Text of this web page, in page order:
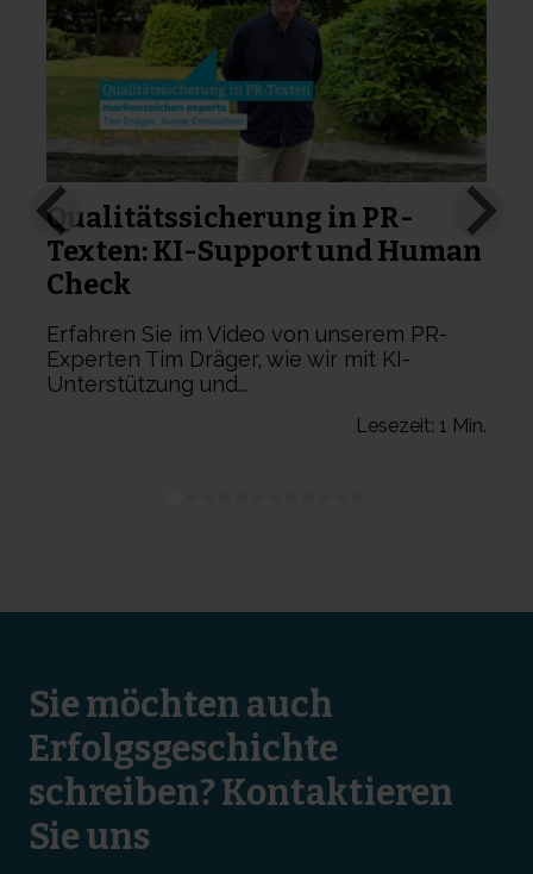
Qualitätssicherung in PR-
Texten: KI-Support und Human
Check
Erfahren Sie im Video von unserem PR-
Experten Tim Dräger, wie wir mit KI-
Unterstützung und...
Lesezeit: 1 Min.
Sie möchten auch
Erfolgsgeschichte
schreiben? Kontaktieren
Sie uns